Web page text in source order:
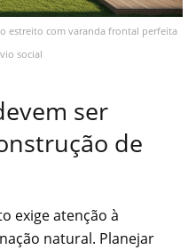
estreito com varanda frontal perfeita
social
ser
de
exige atenção à
natural. Planejar